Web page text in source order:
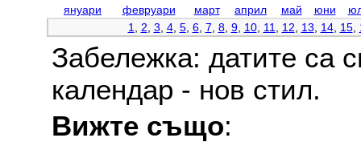
януари февруари март април май юни
1
2 3 4, 5, 6, 7 8, 9, 10, 11 12 13 14, 15,
Забележка: датите са
календар - нов стил.
Вижте също: